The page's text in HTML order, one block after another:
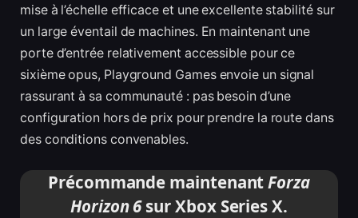
mise à l’échelle efficace et une excellente stabilité sur
un large éventail de machines. En maintenant une
porte d’entrée relativement accessible pour ce
sixième opus, Playground Games envoie un signal
rassurant à sa communauté : pas besoin d’une
configuration hors de prix pour prendre la route dans
des conditions convenables.
Précommande maintenantForza
Horizon 6sur Xbox Series X.